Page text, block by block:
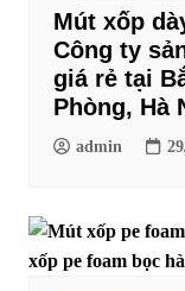
Mút xốp
Công ty
giá rẻ tại
Phòng, Hà
admin